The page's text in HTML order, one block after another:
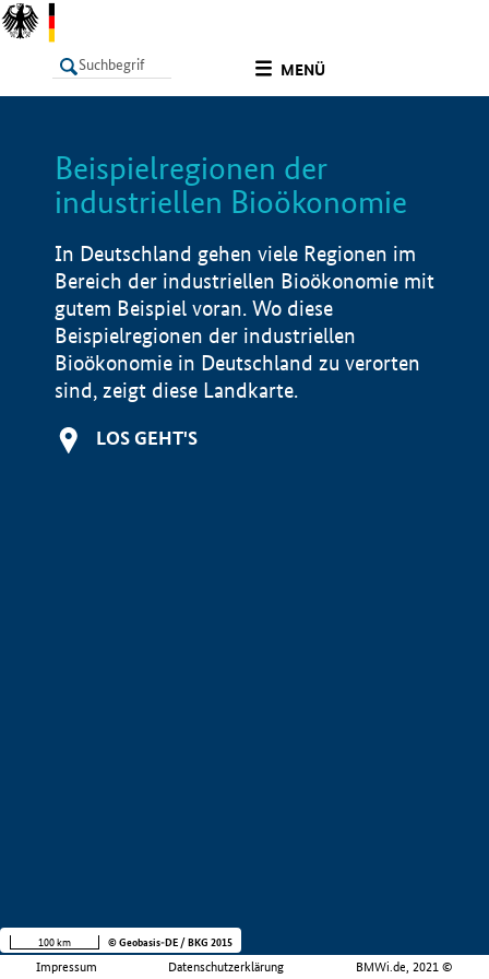
MENÜ
LISTE
Beispielregionen der
industriellen Bioökonomie
In Deutschland gehen viele Regionen im
Bereich der industriellen Bioökonomie mit
gutem Beispiel voran. Wo diese
Beispielregionen der industriellen
Bioökonomie in Deutschland zu verorten
sind, zeigt diese Landkarte.
LOS GEHT'S
Impressum Datenschutzerklärung BMWi.de, 2021 ©
100 km © Geobasis-DE / BKG 2015